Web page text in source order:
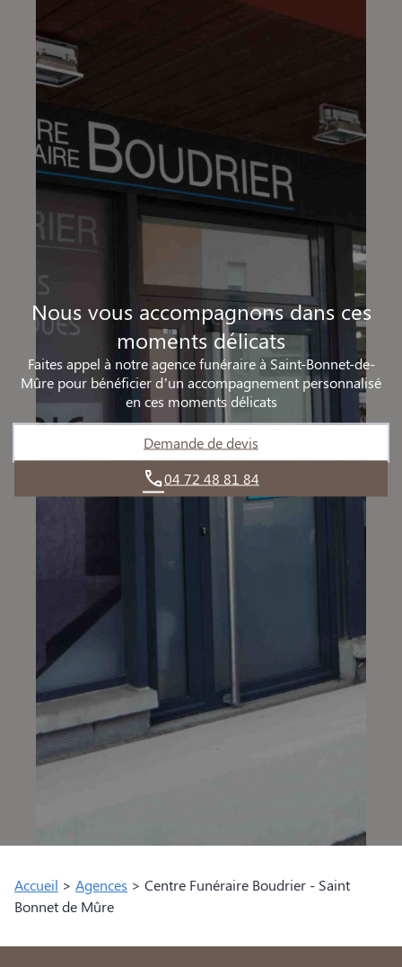
Nous vous accompagnons dans ces
moments délicats
Faites appel à notre agence funéraire à Saint-Bonnet-de-
Mûre pour bénéficier d’un accompagnement personnalisé
en ces moments délicats
Demande de devis
04 72 48 81 84
Accueil > Agences > Centre Funéraire Boudrier - Saint
Bonnet de Mûre